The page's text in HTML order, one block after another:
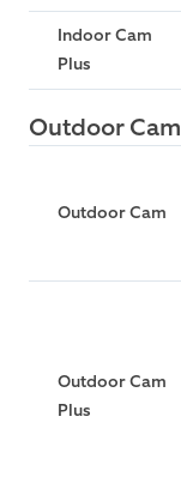
Indoor Cam
Plus
Outdoor Cam
Outdoor Cam
Outdoor Cam
Plus